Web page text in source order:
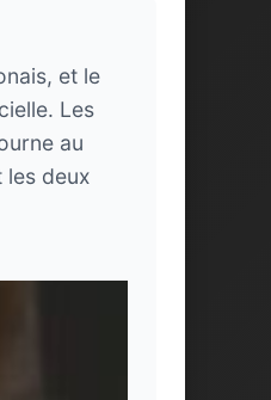
et le
Les
au
les deux